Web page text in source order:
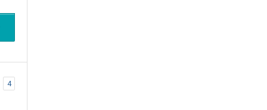
4